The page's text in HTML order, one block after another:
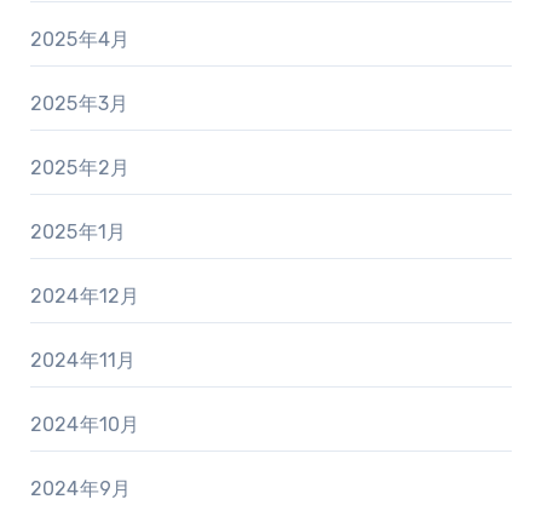
2025年4月
2025年3月
2025年2月
2025年1月
2024年12月
2024年11月
2024年10月
2024年9月